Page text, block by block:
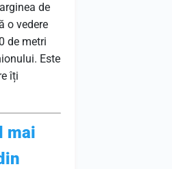
de
o vedere
de metri
Este
îți
mai